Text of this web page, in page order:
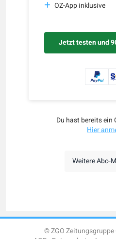
OZ-App inklusive
Jetzt testen und
Du hast bereits ein
Hier
Weitere Abo-
© ZGO